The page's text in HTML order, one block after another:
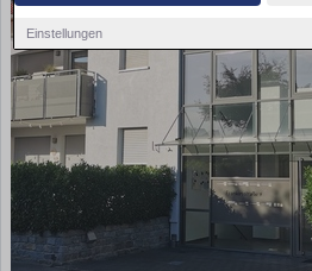
Einstellungen